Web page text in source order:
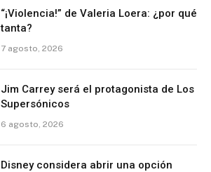
“¡Violencia!” de Valeria Loera: ¿por qué
tanta?
7 agosto, 2026
Jim Carrey será el protagonista de Los
Supersónicos
6 agosto, 2026
Disney considera abrir una opción